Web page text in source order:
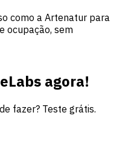
como a Artenatur para
ocupação, sem
agora!
fazer? Teste grátis.